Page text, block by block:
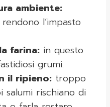
ambiente:
l’impasto
farina: in questo
grumi.
il ripieno: troppo
rischiano di